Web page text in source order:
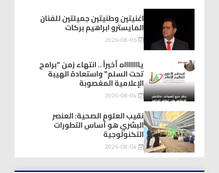
اغنيتين وطنيتين جميلتين للفنان
المايسترو ابراهيم بركات
2026-08-06
يااااااااه أخيراً .. انتهاء زمن “برامج
تحت السلم” واستعادة الهيبة
الإعلامية المغصوبة
2026-08-04
نقيب العلوم الصحية: العنصر
البشري هو أساس التطورات
التكنولوجية
2026-08-04